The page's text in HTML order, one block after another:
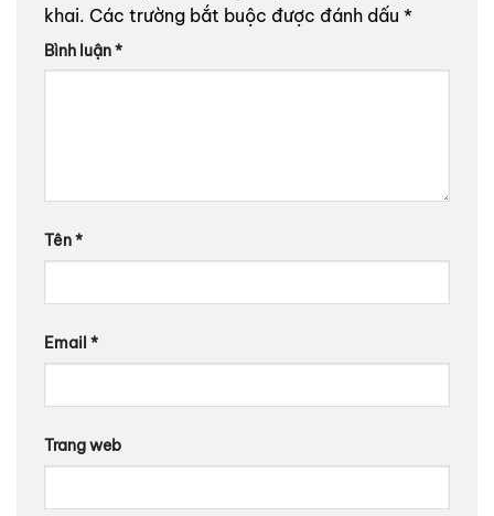
khai. Các trường bắt buộc được đánh dấu *
Bình luận*
Tên*
Email *
Trang web